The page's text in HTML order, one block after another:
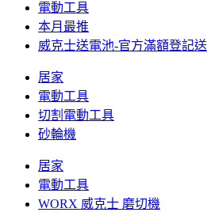
電動工具
本月最推
威克士送電池-官方滿額登記送
居家
電動工具
切割電動工具
砂輪機
居家
電動工具
WORX 威克士 磨切機